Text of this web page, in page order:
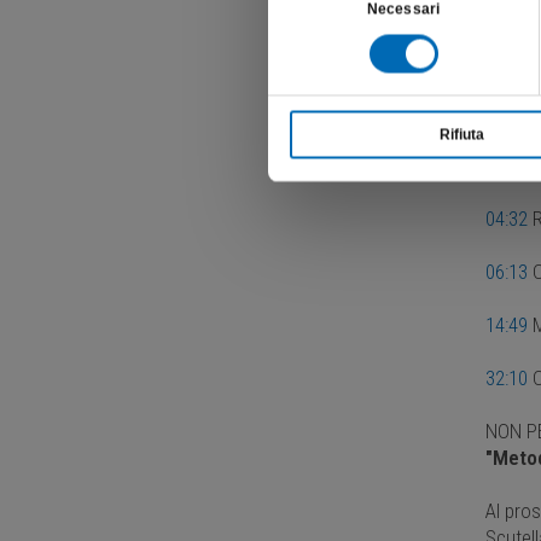
Necessari
Rifiuta
00:00
03:19
04:32
06:13
14:49
32:10
NON
Al